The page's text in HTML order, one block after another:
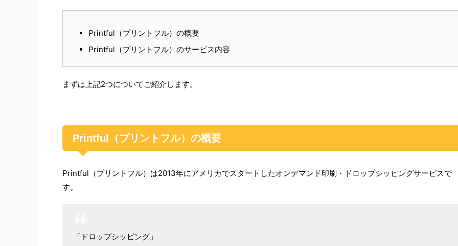
Printful（プリントフル）の概要
Printful（プリントフル）のサービス内容
まずは上記2つについてご紹介します。
Printful（プリントフル）の概要
Printful（プリントフル）は2013年にアメリカでスタートしたオンデマンド印刷・ドロップシッピングサービスで
す。
「ドロップシッピング」